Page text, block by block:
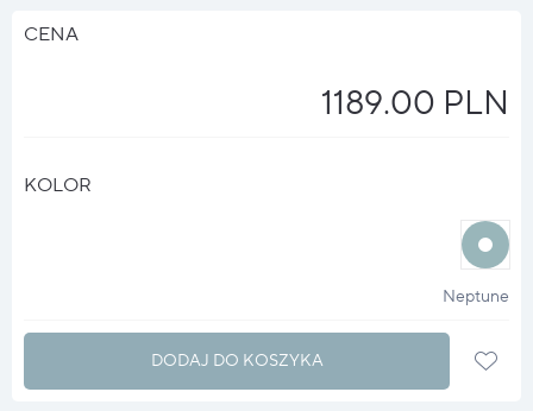
CENA
1189.00 PLN
KOLOR
halo
?
Neptune
DODAJ DO KOSZYKA